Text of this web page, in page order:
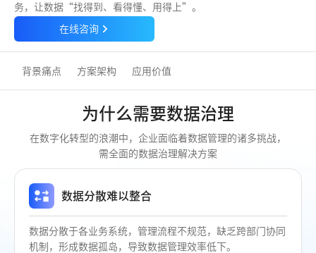
务，让数据“找得到、看得懂、用得上”。
在线咨询
背景痛点 方案架构 应用价值
为什么需要数据治理
在数字化转型的浪潮中，企业面临着数据管理的诸多挑战，
需全面的数据治理解决方案
数据分散难以整合
数据分散于各业务系统，管理流程不规范，缺乏跨部门协同
机制，形成数据孤岛，导致数据管理效率低下。